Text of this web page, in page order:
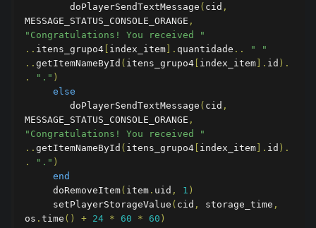
        doPlayerSendTextMessage
( cid ,
MESSAGE_STATUS_CONSOLE_ORANGE ,
"Congratulations! You received "
.. itens_grupo4 index_item ]. quantidade ..
" "
.. getItemNameById ( itens_grupo4 index_item ]. id ).
.
"." )
else
        doPlayerSendTextMessage
( cid ,
MESSAGE_STATUS_CONSOLE_ORANGE ,
"Congratulations! You received "
.. getItemNameById ( itens_grupo4 index_item ]. id ).
.
"." )
end
     doRemoveItem
( item . uid , 1 )
     setPlayerStorageValue
( cid , storage_time ,
os . time () + 24 * 60 * 60 )